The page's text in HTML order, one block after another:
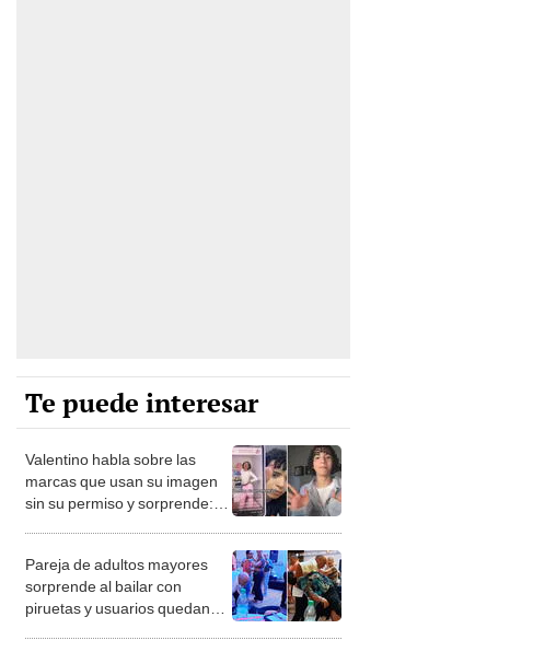
Te puede interesar
Valentino habla sobre las
marcas que usan su imagen
sin su permiso y sorprende:
Pareja de adultos mayores
sorprende al bailar con
piruetas y usuarios quedan